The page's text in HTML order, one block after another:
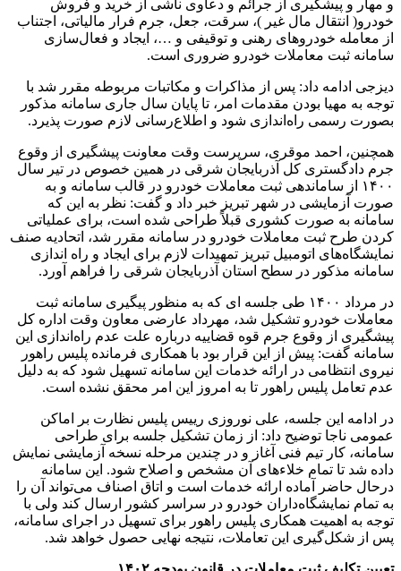
و مهار و پیشگیری از جرائم و دعاوی ناشی از خرید و فروش
خودرو( انتقال مال غیر )، سرقت، جعل، جرم فرار مالیاتی، اجتناب
از معامله خودروهای رهنی و توقیفی و …، ایجاد و فعال‌سازی
سامانه ثبت معاملات خودرو ضروری است.
دیزجی ادامه داد: پس از مذاکرات و مکاتبات مربوطه مقرر شد با
توجه به مهیا بودن مقدمات امر، تا پایان سال جاری سامانه مذکور
بصورت رسمی راه‌اندازی شود و اطلاع‌رسانی لازم صورت پذیرد.
همچنین، احمد موقری، سرپرست وقت معاونت پیشگیری از وقوع
جرم دادگستری کل آذربایجان شرقی در همین خصوص در تیر سال
۱۴۰۰ از ساماندهی ثبت معاملات خودرو در قالب سامانه و به
صورت آزمایشی در شهر تبریز خبر داد و گفت: نظر به این که
سامانه به صورت کشوری قبلاً طراحی شده است، برای عملیاتی
کردن طرح ثبت معاملات خودرو در سامانه مقرر شد، اتحادیه صنف
نمایشگاه‌های اتومبیل تبریز تمهیدات لازم برای ایجاد و راه اندازی
سامانه مذکور در سطح استان آذربایجان شرقی را فراهم آورد.
در مرداد ۱۴۰۰ طی جلسه ای که به منظور پیگیری سامانه ثبت
معاملات خودرو تشکیل شد، مهرداد عارضی معاون وقت اداره کل
پیشگیری از وقوع جرم قوه قضاییه درباره علت عدم راه‌اندازی این
سامانه گفت: پیش ‌از این قرار بود با همکاری فرمانده پلیس راهور
نیروی انتظامی در ارائه خدمات این سامانه تسهیل شود که به دلیل
عدم تعامل پلیس راهور تا به امروز این امر محقق نشده است.
در ادامه این جلسه، علی نوروزی رییس پلیس نظارت بر اماکن
عمومی ناجا توضیح داد: از زمان تشکیل جلسه برای طراحی
سامانه، کار تیم فنی آغاز و در چندین مرحله نسخه آزمایشی نمایش
داده شد تا تمام خلاءهای آن مشخص و اصلاح شود. این سامانه
درحال حاضر آماده ارائه خدمات است و اتاق اصناف می‌تواند آن را
به تمام نمایشگاه‌داران خودرو در سراسر کشور ارسال کند ولی با
توجه به اهمیت همکاری پلیس راهور برای تسهیل در اجرای سامانه،
پس از شکل‌گیری این تعاملات، نتیجه نهایی حصول خواهد شد.